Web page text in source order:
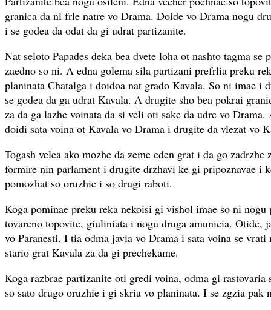
granica da ni frle natre vo Drama. Doide vo Drama nogu
i se godea da odat da gi udrat partizanite.
Nat seloto Papades deka bea dvete loha ot nashto tagma
zaedno so ni. A edna golema sila partizani prefrlia preku
planinata Chatalga i doidoa nat grado Kavala. So ni imae i
se godea da ga udrat Kavala. A drugite sho bea pokrai
za da ga lazhe voinata da si veli oti sake da udre vo Drama.
doidi sata voina ot Kavala vo Drama i drugite da vlezat vo
Togash velea ako mozhe da zeme eden grat i da go zadrzhe
formire nin parlament i drugite drzhavi ke gi pripoznavae i
pomozhat so oruzhie i so drugi raboti.
Koga pominae preku reka nekoisi gi vishol imae so ni nogu
tovareno topovite, giuliniata i nogu druga amunicia. Otide,
vo Paranesti. I tia odma javia vo Drama i sata voina se
stario grat Kavala za da gi prechekame.
Koga razbrae partizanite oti gredi voina, odma gi
so sato drugo oruzhie i gi skria vo planinata. I se zgzia pak